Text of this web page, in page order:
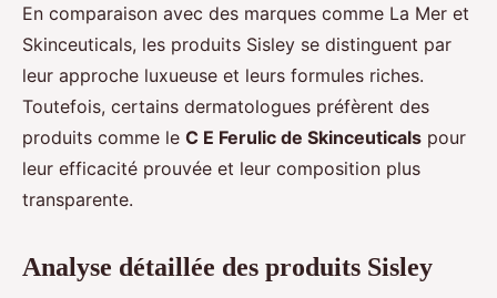
En comparaison avec des marques comme La Mer et
Skinceuticals, les produits Sisley se distinguent par
leur approche luxueuse et leurs formules riches.
Toutefois, certains dermatologues préfèrent des
produits comme le C E Ferulic de Skinceuticals pour
leur efficacité prouvée et leur composition plus
transparente.
Analyse détaillée des produits Sisley